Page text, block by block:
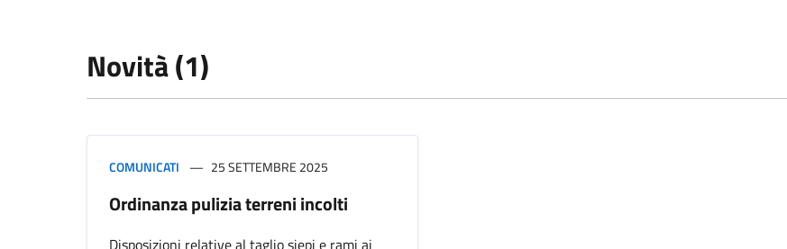
Novità (1)
COMUNICATI 25 SETTEMBRE 2025
Ordinanza pulizia terreni incolti
Disposizioni relative al taglio siepi e rami ai